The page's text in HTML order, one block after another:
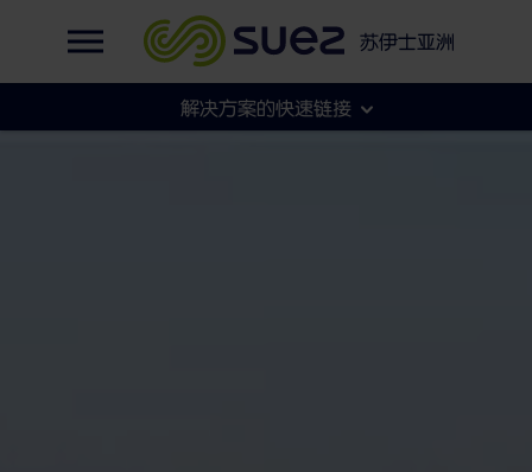
苏伊士亚洲
集团官网
北京槐房：亚洲最大的MBR地埋式污水厂
解决方案的快速链接